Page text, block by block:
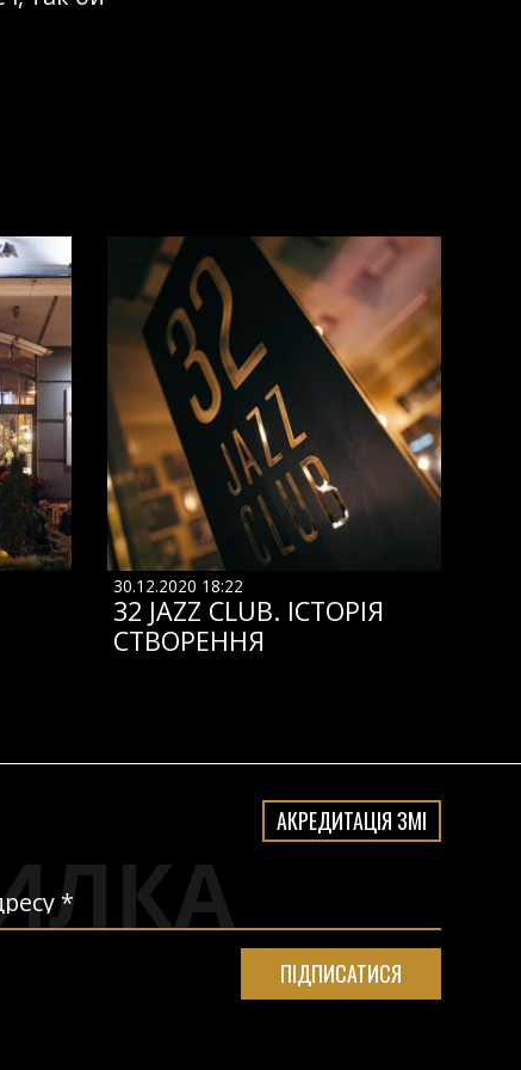
30.12.2020 18:22
32 JAZZ CLUB. ІСТОРІЯ
СТВОРЕННЯ
АКРЕДИТАЦІЯ ЗМІ